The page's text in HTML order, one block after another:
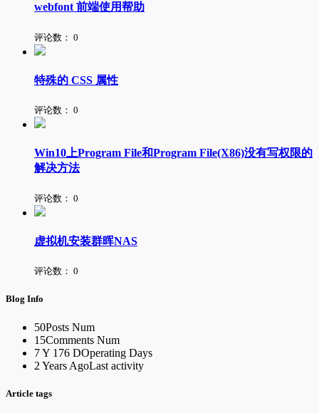
webfont 前端使用帮助
评论数： 0
特殊的 CSS 属性
评论数： 0
Win10上Program File和Program File(X86)没有写权限的
解决方法
评论数： 0
虚拟机安装群晖NAS
评论数： 0
Blog Info
50Posts Num
15Comments Num
7 Y 176 DOperating Days
2 Years AgoLast activity
Article tags